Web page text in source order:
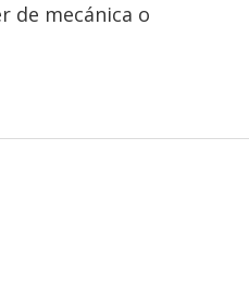
de mecánica o